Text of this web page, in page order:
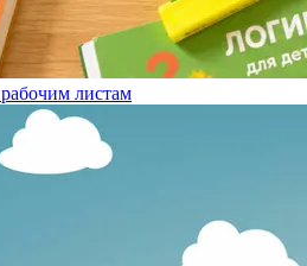
листам